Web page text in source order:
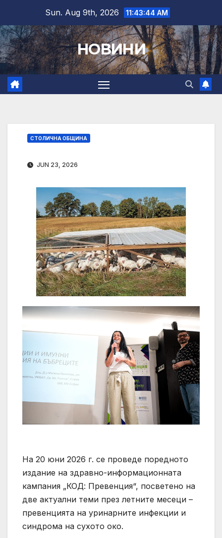
content
Sun. Aug 9th, 2026 11:43:45 AM
НОВИНИ
СТОЛИЧНА ОБЩИНА
JUN 23, 2026
На 20 юни 2026 г. се проведе поредното
издание на здравно-информационната
кампания „КОД: Превенция“, посветено на
две актуални теми през летните месеци –
превенцията на уринарните инфекции и
синдрома на сухото око.